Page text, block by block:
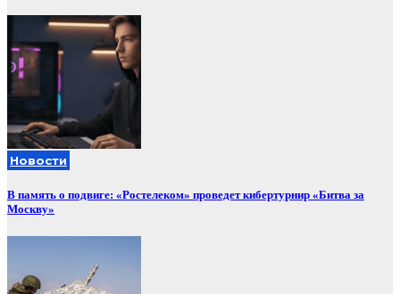
Новости
В память о подвиге: «Ростелеком» проведет кибертурнир «Битва за
Москву»